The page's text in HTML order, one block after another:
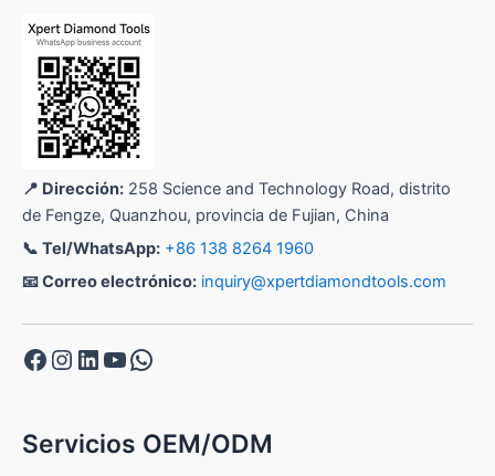
📍 Dirección: 258 Science and Technology Road, distrito
de Fengze, Quanzhou, provincia de Fujian, China
📞 Tel/WhatsApp: +86 138 8264 1960
📧 Correo electrónico: inquiry@xpertdiamondtools.com
Facebook
Instagram
LinkedIn
YouTube
WhatsApp
Servicios OEM/ODM